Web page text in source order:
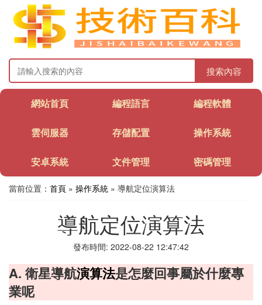
搜索內容
網站首頁 編程語言 編程軟體
雲伺服器 存儲配置 操作系統
安卓系統 文件管理 密碼管理
當前位置： 首頁 » 操作系統 » 導航定位演算法
導航定位演算法
發布時間: 2022-08-22 12:47:42
A. 衛星導航演算法是怎麼回事屬於什麼專
業呢